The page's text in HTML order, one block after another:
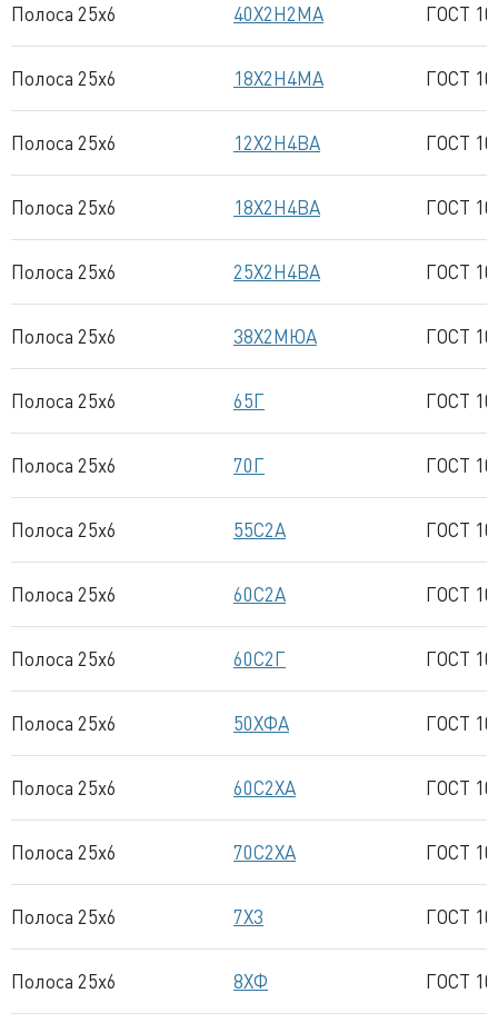
Полоса 25x6 40Х2Н2МА ГОСТ
Полоса 25x6 18Х2Н4МА ГОСТ
Полоса 25x6 12Х2Н4ВА ГОСТ
Полоса 25x6 18Х2Н4ВА ГОСТ
Полоса 25x6 25Х2Н4ВА ГОСТ
Полоса 25x6 38Х2МЮА ГОСТ
Полоса 25x6 65Г ГОСТ
Полоса 25x6 70Г ГОСТ
Полоса 25x6 55С2А ГОСТ
Полоса 25x6 60С2А ГОСТ
Полоса 25x6 60С2Г ГОСТ
Полоса 25x6 50ХФА ГОСТ
Полоса 25x6 60С2ХА ГОСТ
Полоса 25x6 70С2ХА ГОСТ
Полоса 25x6 7Х3 ГОСТ
Полоса 25x6 8ХФ ГОСТ